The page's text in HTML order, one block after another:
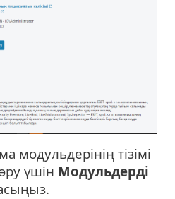
модульдерінің тізімі
үшін Модульдерді